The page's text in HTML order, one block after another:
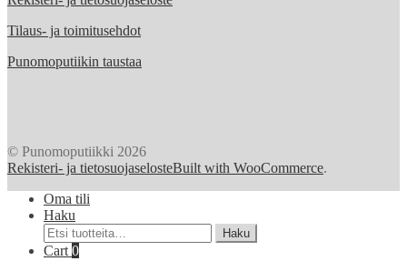
Tilaus- ja toimitusehdot
Punomoputiikin taustaa
© Punomoputiikki 2026
Rekisteri- ja tietosuojaselosteBuilt with WooCommerce.
Oma tili
Haku
Etsi:
Haku
Cart 0